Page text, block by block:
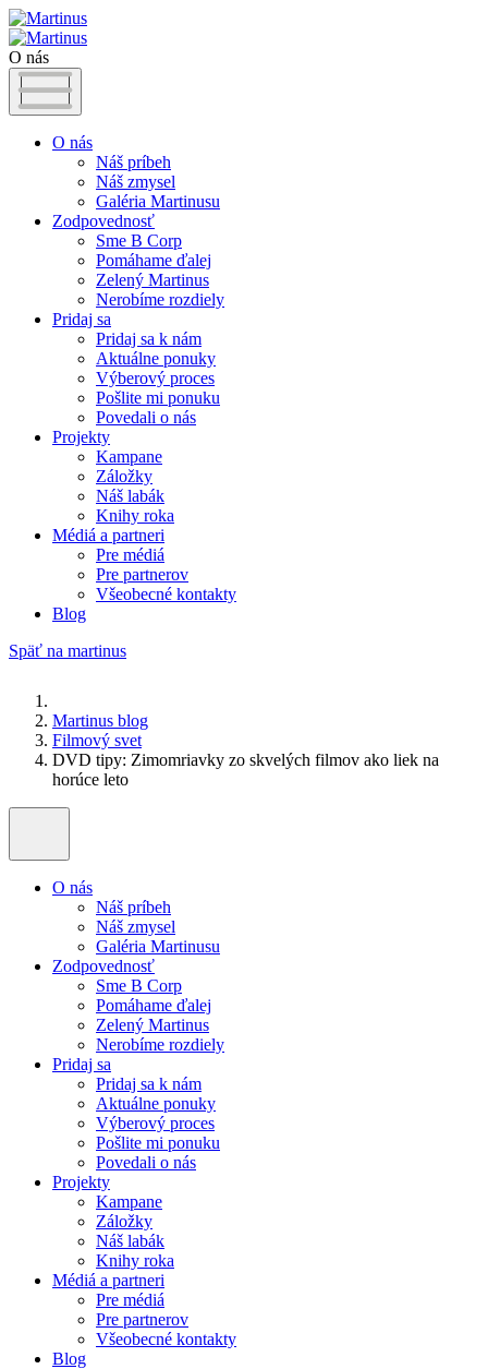
O nás
O nás
Náš príbeh
Náš zmysel
Galéria Martinusu
Zodpovednosť
Sme B Corp
Pomáhame ďalej
Zelený Martinus
Nerobíme rozdiely
Pridaj sa
Pridaj sa k nám
Aktuálne ponuky
Výberový proces
Pošlite mi ponuku
Povedali o nás
Projekty
Kampane
Záložky
Náš labák
Knihy roka
Médiá a partneri
Pre médiá
Pre partnerov
Všeobecné kontakty
Blog
Späť na martinus
Martinus blog
Filmový svet
DVD tipy: Zimomriavky zo skvelých filmov ako liek na
horúce leto
O nás
Náš príbeh
Náš zmysel
Galéria Martinusu
Zodpovednosť
Sme B Corp
Pomáhame ďalej
Zelený Martinus
Nerobíme rozdiely
Pridaj sa
Pridaj sa k nám
Aktuálne ponuky
Výberový proces
Pošlite mi ponuku
Povedali o nás
Projekty
Kampane
Záložky
Náš labák
Knihy roka
Médiá a partneri
Pre médiá
Pre partnerov
Všeobecné kontakty
Blog